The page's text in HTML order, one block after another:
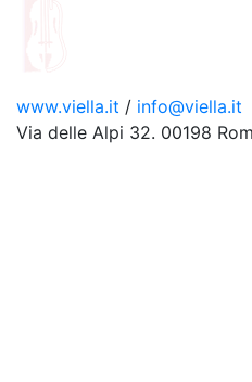
www.viella.it / info@viella.it
Via delle Alpi 32. 00198